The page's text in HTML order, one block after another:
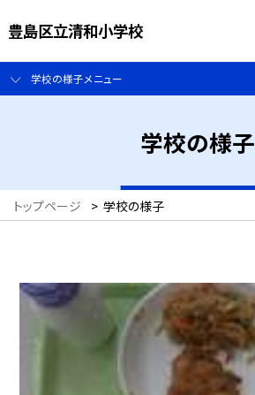
豊島区立清和小学校
学校の様子メニュー
学校の様子
トップページ > 学校の様子